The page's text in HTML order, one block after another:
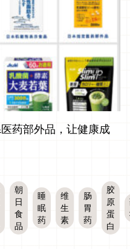
药部外品，让健康成
朝
日
食
品
睡
眠
药
维
生
素
肠
胃
药
胶
原
蛋
白